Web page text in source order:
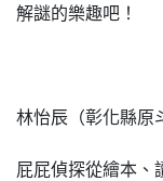
解謎的樂趣吧！
林怡辰（彰化縣原
屁屁偵探從繪本、